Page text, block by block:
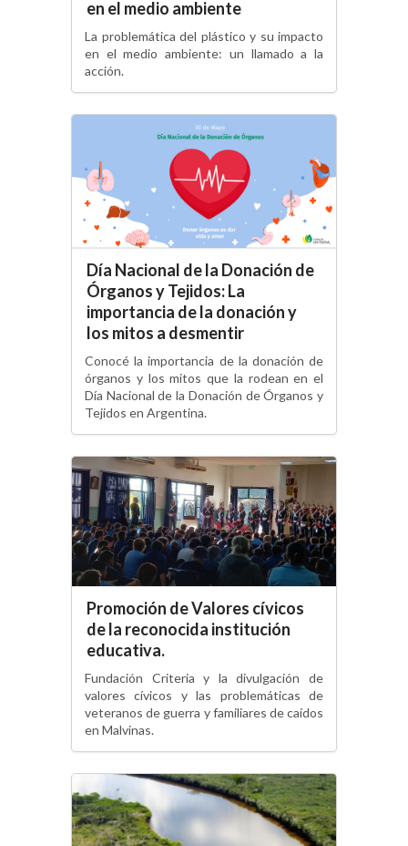
en el medio ambiente
La problemática del plástico y su impacto
en el medio ambiente: un llamado a la
acción.
Día Nacional de la Donación de
Órganos y Tejidos: La
importancia de la donación y
los mitos a desmentir
Conocé la importancia de la donación de
órganos y los mitos que la rodean en el
Día Nacional de la Donación de Órganos y
Tejidos en Argentina.
Promoción de Valores cívicos
de la reconocida institución
educativa.
Fundación Criteria y la divulgación de
valores cívicos y las problemáticas de
veteranos de guerra y familiares de caídos
en Malvinas.